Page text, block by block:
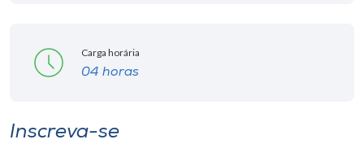
Carga horária
04 horas
Inscreva-se